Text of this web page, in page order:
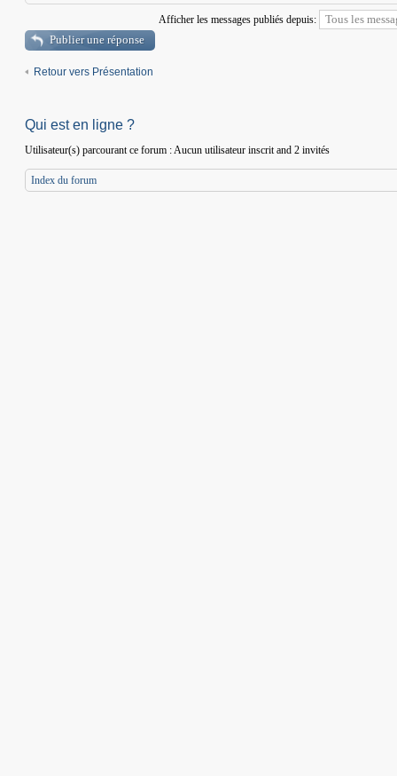
Afficher les messages publiés depuis:
Publier une réponse
Retour vers Présentation
Qui est en ligne ?
Utilisateur(s) parcourant ce forum : Aucun utilisateur inscrit and 2 invités
Index du forum